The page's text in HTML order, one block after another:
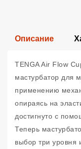
Описание
TENGA Air Flow
мастурбатор для
применению
опираясь на
достигнуто с
Теперь
выбор три уровня